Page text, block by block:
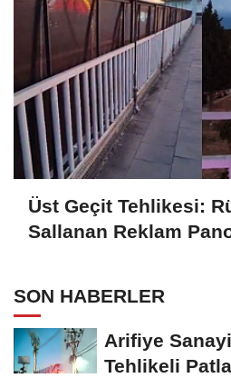
Üst Geçit Tehlikesi:
Sallanan Reklam
SON HABERLER
Arifiye
Tehlikeli